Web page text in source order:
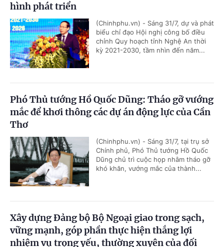
hình phát triển
(Chinhphu.vn) - Sáng 31/7, dự và phát
biểu chỉ đạo Hội nghị công bố điều
chỉnh Quy hoạch tỉnh Nghệ An thời
kỳ 2021-2030, tầm nhìn đến năm...
Phó Thủ tướng Hồ Quốc Dũng: Tháo gỡ vướng
mắc để khơi thông các dự án động lực của Cần
Thơ
(Chinhphu.vn) - Sáng 31/7, tại trụ sở
Chính phủ, Phó Thủ tướng Hồ Quốc
Dũng chủ trì cuộc họp nhằm tháo gỡ
khó khăn, vướng mắc của thành...
Xây dựng Đảng bộ Bộ Ngoại giao trong sạch,
vững mạnh, góp phần thực hiện thắng lợi
nhiệm vụ trọng yếu, thường xuyên của đối